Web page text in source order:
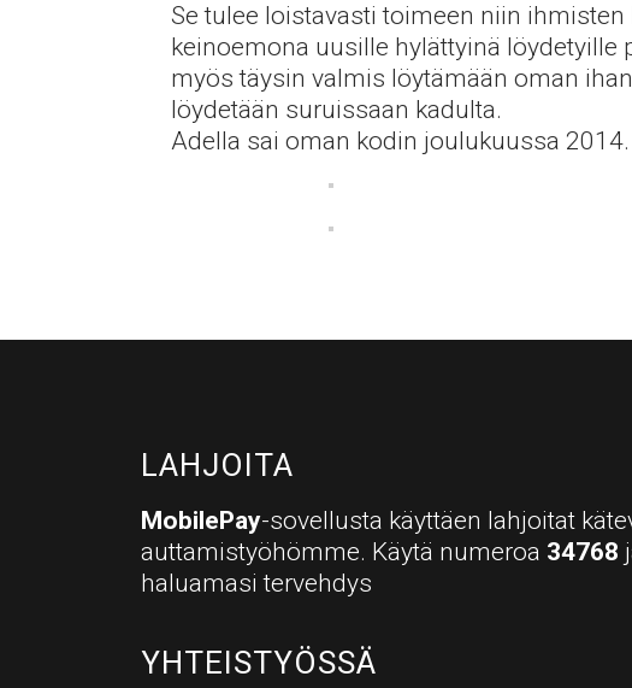
Se tulee loistavasti toimeen niin
keinoemona uusille hylättyinä löydetyille
myös täysin valmis löytämään oman
löydetään suruissaan kadulta.
Adella sai oman kodin joulukuussa 2014.
LAHJOITA
MobilePay-sovellusta käyttäen lahjoitat
auttamistyöhömme. Käytä numeroa 34768
haluamasi tervehdys
YHTEISTYÖSSÄ